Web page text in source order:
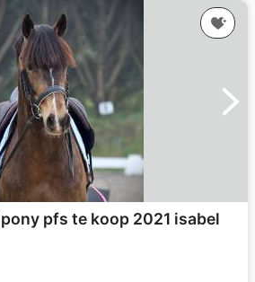
pfs te koop 2021 isabel